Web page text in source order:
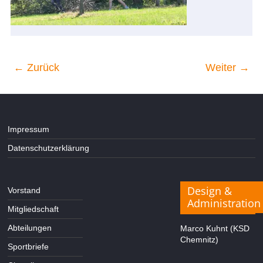
← Zurück Weiter →
Impressum
Datenschutzerklärung
Vorstand
Mitgliedschaft
Abteilungen
Sportbriefe
Design &
Administration
Marco Kuhnt (KSD
Chemnitz)